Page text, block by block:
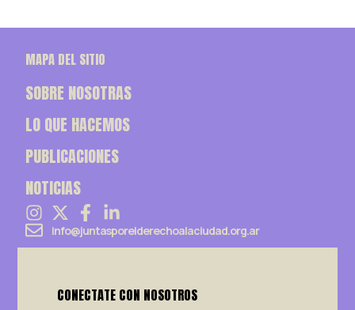
MAPA DEL SITIO
SOBRE NOSOTRAS
LO QUE HACEMOS
PUBLICACIONES
NOTICIAS
info@juntasporelderechoalaciudad.org.ar
CONECTATE CON NOSOTROS